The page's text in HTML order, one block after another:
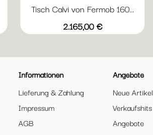
Tisch Calvi von Fermob 160...
Preis
2.165,00 €
Vorschau
AbyssblauAcapulcoblau
Anthrazit
Chili Gewittergrau
Informationen
Lieferung & Zahlung
Impressum
AGB
Angebote
Neue Artikel
Verkaufshits
Angebote